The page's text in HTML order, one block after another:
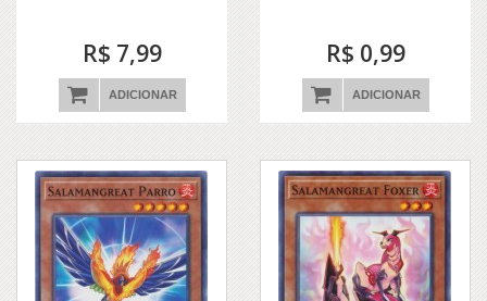
R$ 7,99
ADICIONAR
R$ 0,99
ADICIONAR